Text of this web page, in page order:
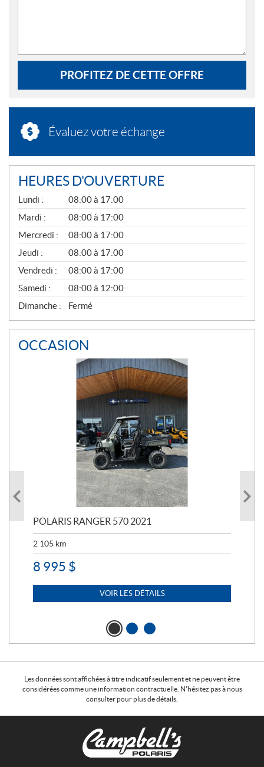
PROFITEZ DE CETTE OFFRE
Évaluez votre échange
HEURES D'OUVERTURE
G
É
N
É
R
A
L
Lundi :
08:00 à 17:00
Mardi :
08:00 à 17:00
Mercredi :
08:00 à 17:00
Jeudi :
08:00 à 17:00
Vendredi :
08:00 à 17:00
Samedi :
08:00 à 12:00
Dimanche :
Fermé
OCCASION
POLARIS RANGER 570 2021
2 105 km
8 995 $
VOIR LES DÉTAILS
Les données sont affichées à titre indicatif seulement et ne peuvent être
considérées comme une information contractuelle. N'hésitez pas à nous
consulter pour plus de détails.